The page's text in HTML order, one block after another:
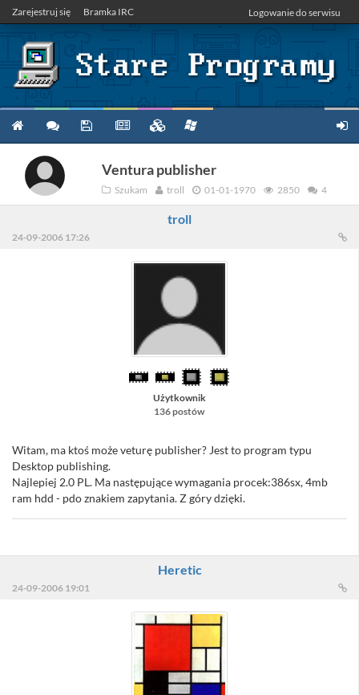
Zarejestruj się Bramka IRC Logowanie do serwisu
Ventura publisher
Szukam troll 01-01-1970 2850 4
troll
24-09-2006 17:26
Użytkownik
136 postów
Witam, ma ktoś może veturę publisher? Jest to program typu
Desktop publishing.
Najlepiej 2.0 PL. Ma następujące wymagania procek:386sx, 4mb
ram hdd - pdo znakiem zapytania. Z góry dzięki.
Heretic
24-09-2006 19:01